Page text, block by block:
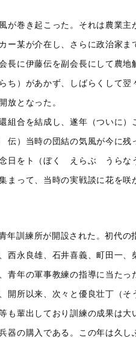
が巻き起こった。それは農業主
ー某が介在し、さらに政治家
長に伊藤伝を副会長にして農
ち）があかず、しばらくして
放となった。
組合を結成し、遂年（ついに
）当時の団結の気風が今に残
日をト（ぼく えらぶ うらな
まって、当時の実戦談に花を咲
年訓練所が開設された。初代
西永良雄、石井喜義、町田一
青年の軍事教練の指導に当た
開所以来、次々と優良壮丁（
も輩出しており訓練の成果は大
器の購入である。この年は久